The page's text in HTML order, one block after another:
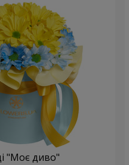
"Моє диво"